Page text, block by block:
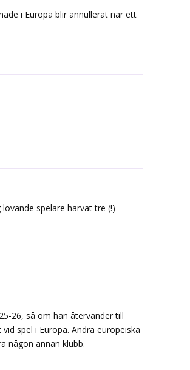
i Europa blir annullerat när ett
spelare harvat tre (!)
26, så om han återvänder till
spel i Europa. Andra europeiska
någon annan klubb.